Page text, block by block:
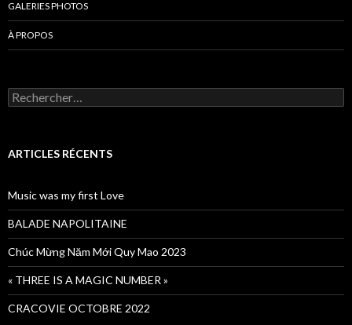
GALERIES PHOTOS
À PROPOS
Rechercher :
ARTICLES RÉCENTS
Music was my first Love
BALADE NAPOLITAINE
Chúc Mừng Năm Mới Quy Mao 2023
« THREE IS A MAGIC NUMBER »
CRACOVIE OCTOBRE 2022